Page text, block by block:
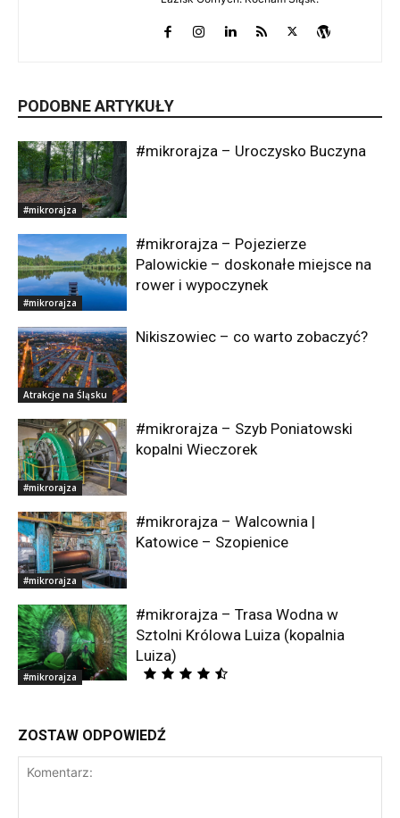
PODOBNE ARTYKUŁY
#mikrorajza
#mikrorajza – Uroczysko Buczyna
#mikrorajza
#mikrorajza – Pojezierze
Palowickie – doskonałe miejsce na
rower i wypoczynek
Atrakcje na Śląsku
Nikiszowiec – co warto zobaczyć?
#mikrorajza
#mikrorajza – Szyb Poniatowski
kopalni Wieczorek
#mikrorajza
#mikrorajza – Walcownia |
Katowice – Szopienice
#mikrorajza
#mikrorajza – Trasa Wodna w
Sztolni Królowa Luiza (kopalnia
Luiza)
ZOSTAW ODPOWIEDŹ